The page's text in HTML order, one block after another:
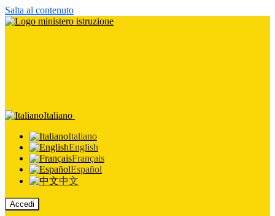
Salta al contenuto
Italiano
Italiano
English
Français
Español
中文
Accedi